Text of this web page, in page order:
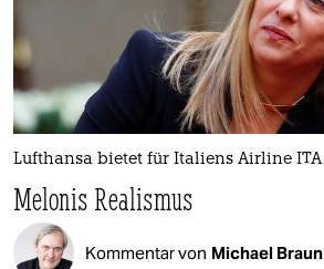
Lufthansa bietet für Italiens Airline ITA
Melonis Realismus
Kommentar von Michael Braun